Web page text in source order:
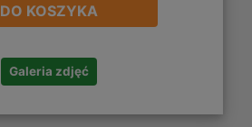
DO KOSZYKA
Galeria zdjęć